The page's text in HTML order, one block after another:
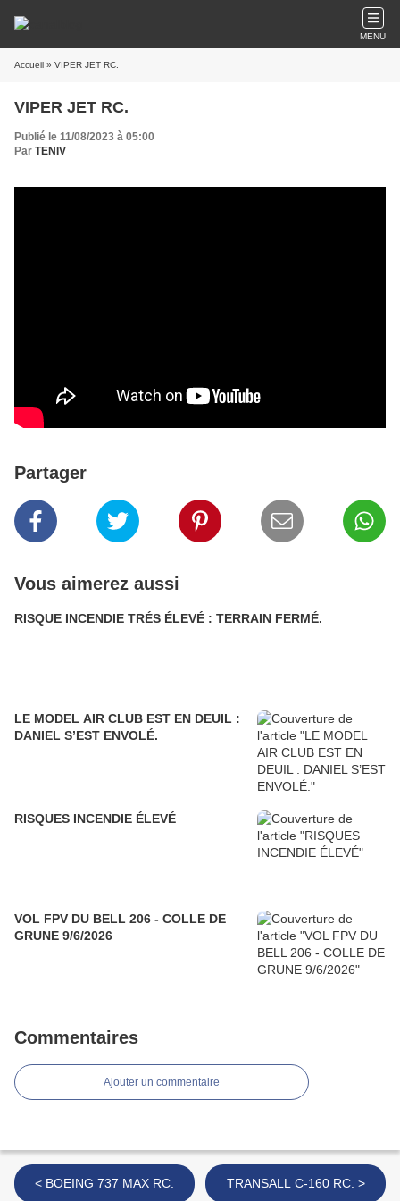
MENU
Accueil » VIPER JET RC.
VIPER JET RC.
Publié le 11/08/2023 à 05:00
Par TENIV
Partager
Vous aimerez aussi
RISQUE INCENDIE TRÉS ÉLEVÉ : TERRAIN FERMÉ.
LE MODEL AIR CLUB EST EN DEUIL :
DANIEL S’EST ENVOLÉ.
RISQUES INCENDIE ÉLEVÉ
VOL FPV DU BELL 206 - COLLE DE
GRUNE 9/6/2026
Commentaires
Ajouter un commentaire
< BOEING 737 MAX RC. TRANSALL C-160 RC. >